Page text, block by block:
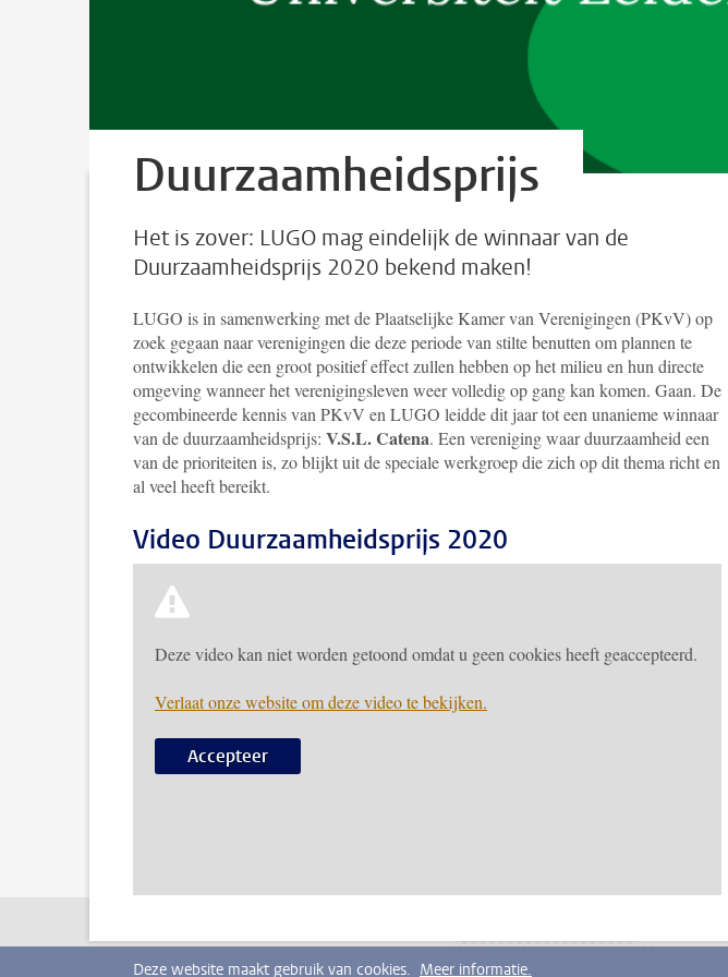
Duurzaamheidsprijs
Het is zover: LUGO mag eindelijk de winnaar van de
Duurzaamheidsprijs 2020 bekend maken!
LUGO is in samenwerking met de Plaatselijke Kamer van Verenigingen (PKvV) op
zoek gegaan naar verenigingen die deze periode van stilte benutten om plannen te
ontwikkelen die een groot positief effect zullen hebben op het milieu en hun directe
omgeving wanneer het verenigingsleven weer volledig op gang kan komen. Gaan. De
gecombineerde kennis van PKvV en LUGO leidde dit jaar tot een unanieme winnaar
van de duurzaamheidsprijs: V.S.L. Catena. Een vereniging waar duurzaamheid een
van de prioriteiten is, zo blijkt uit de speciale werkgroep die zich op dit thema richt en
al veel heeft bereikt.
Video Duurzaamheidsprijs 2020
Deze video kan niet worden getoond omdat u geen cookies heeft geaccepteerd.
Verlaat onze website om deze video te bekijken.
Accepteer
Deze website maakt gebruik van cookies. Meer informatie.